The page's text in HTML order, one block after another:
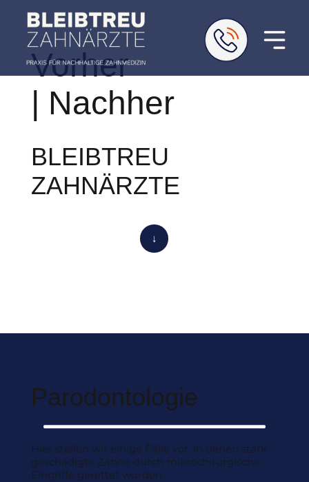
Vorher
| Nachher
↓
BLEIBTREU
ZAHNÄRZTE
Parodontologie
Hier stellen wir einige Fälle vor, in denen stark
geschädigte Zähne durch mikrochirurgische
Eingriffe gerettet wurden.